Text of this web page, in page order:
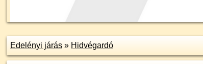
Edelényi járás » Hidvégardó